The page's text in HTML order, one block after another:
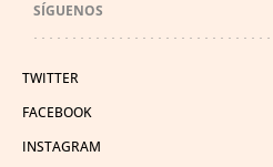
SÍGUENOS
TWITTER
FACEBOOK
INSTAGRAM